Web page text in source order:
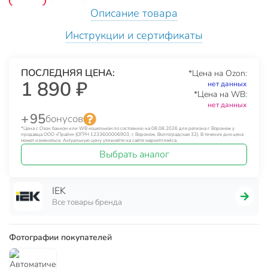
Описание товара
Инструкции и сертификаты
ПОСЛЕДНЯЯ ЦЕНА:
1 890 ₽
*Цена на Ozon:
нет данных
*Цена на WB:
нет данных
+ 95бонусов
*Цена с Озон банком или WB кошельком по состоянию на 08.08.2026 для региона г. Воронеж у
продавца ООО «Прайм» (ОГРН 1233600006903, г. Воронеж, Волгоградская 32). В течение дня цена
может изменяться. Актуальную цену уточняйте на сайте маркетплейса.
Выбрать аналог
IEK
Все товары бренда
Фотографии покупателей